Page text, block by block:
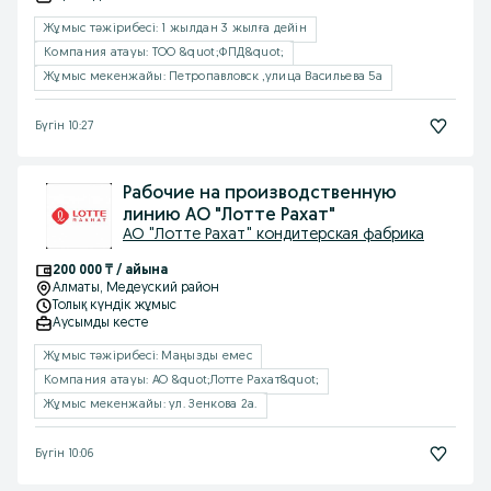
Жұмыс тəжірибесі: 1 жылдан 3 жылға дейін
Компания атауы: ТОО &quot;ФПД&quot;
Жұмыс мекенжайы: Петропавловск ,улица Васильева 5а
Бүгін 10:27
Рабочие на производственную
линию АО "Лотте Рахат"
АО "Лотте Рахат" кондитерская фабрика
200 000 ₸ / айына
Алматы, Медеуский район
Толық күндік жұмыс
Аусымды кесте
Жұмыс тəжірибесі: Маңызды емес
Компания атауы: АО &quot;Лотте Рахат&quot;
Жұмыс мекенжайы: ул. Зенкова 2а.
Бүгін 10:06